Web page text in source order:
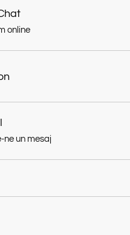
online
ne un mesaj